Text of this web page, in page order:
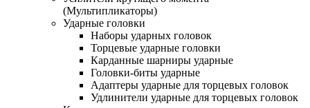
(Мультипликаторы)
Ударные головки
Наборы ударных головок
Торцевые ударные головки
Карданные шарниры ударные
Головки-биты ударные
Адаптеры ударные для торцевых головок
Удлинители ударные для торцевых головок